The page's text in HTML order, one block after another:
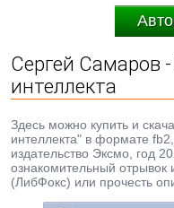
Сергей Самаров
интеллекта
Здесь можно купить и
интеллекта" в формате
издательство Эксмо, год
ознакомительный отрывок
(ЛибФокс) или прочесть